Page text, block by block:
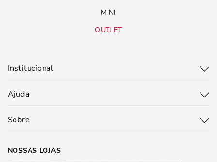
MINI
OUTLET
Institucional
Ajuda
Sobre
NOSSAS LOJAS